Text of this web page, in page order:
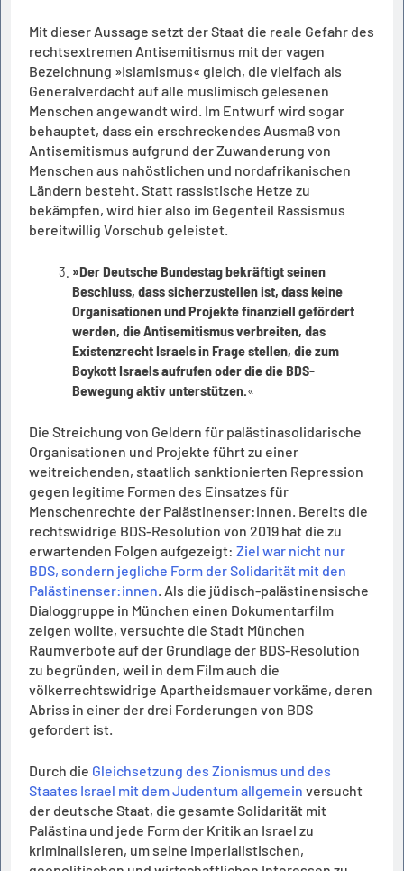
Mit dieser Aussage setzt der Staat die reale Gefahr des
rechtsextremen Antisemitismus mit der vagen
Bezeichnung »Islamismus« gleich, die vielfach als
Generalverdacht auf alle muslimisch gelesenen
Menschen angewandt wird. Im Entwurf wird sogar
behauptet, dass ein erschreckendes Ausmaß von
Antisemitismus aufgrund der Zuwanderung von
Menschen aus nahöstlichen und nordafrikanischen
Ländern besteht. Statt rassistische Hetze zu
bekämpfen, wird hier also im Gegenteil Rassismus
bereitwillig Vorschub geleistet.
»Der Deutsche Bundestag bekräftigt seinen
Beschluss, dass sicherzustellen ist, dass keine
Organisationen und Projekte finanziell gefördert
werden, die Antisemitismus verbreiten, das
Existenzrecht Israels in Frage stellen, die zum
Boykott Israels aufrufen oder die die BDS-
Bewegung aktiv unterstützen. «
Die Streichung von Geldern für palästinasolidarische
Organisationen und Projekte führt zu einer
weitreichenden, staatlich sanktionierten Repression
gegen legitime Formen des Einsatzes für
Menschenrechte der Palästinenser:innen. Bereits die
rechtswidrige BDS-Resolution von 2019 hat die zu
erwartenden Folgen aufgezeigt: Ziel war nicht nur
BDS, sondern jegliche Form der Solidarität mit den
Palästinenser:innen . Als die jüdisch-palästinensische
Dialoggruppe in München einen Dokumentarfilm
zeigen wollte, versuchte die Stadt München
Raumverbote auf der Grundlage der BDS-Resolution
zu begründen, weil in dem Film auch die
völkerrechtswidrige Apartheidsmauer vorkäme, deren
Abriss in einer der drei Forderungen von BDS
gefordert ist.
Durch die Gleichsetzung des Zionismus und des
Staates Israel mit dem Judentum allgemein versucht
der deutsche Staat, die gesamte Solidarität mit
Palästina und jede Form der Kritik an Israel zu
kriminalisieren, um seine imperialistischen,